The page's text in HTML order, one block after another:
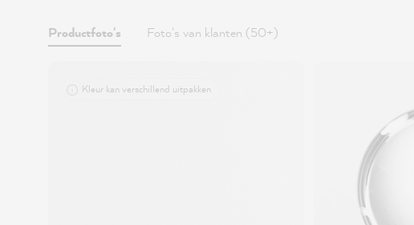
Productfoto's Foto's van klanten (50+)
Kleur kan verschillend uitpakken